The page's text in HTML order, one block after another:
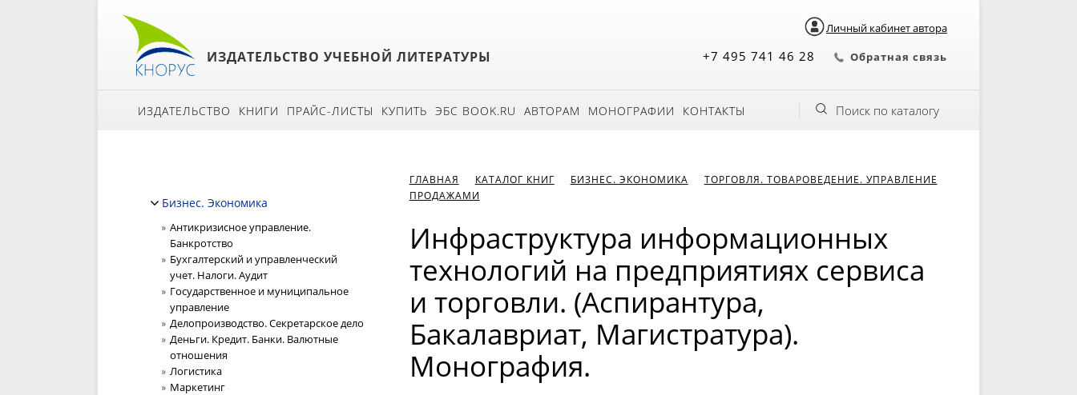
Личный кабинет автора
ИЗДАТЕЛЬСТВО УЧЕБНОЙ ЛИТЕРАТУРЫ +7 495 741 46 28 Обратная связь
ИЗДАТЕЛЬСТВО КНИГИ ПРАЙС-ЛИСТЫ КУПИТЬ ЭБС BOOK.RU АВТОРАМ МОНОГРАФИИ КОНТАКТЫ Поиск по каталогу
Бизнес. Экономика
Антикризисное управление.
Банкротство
Бухгалтерский и управленческий
учет. Налоги. Аудит
Государственное и муниципальное
управление
Делопроизводство. Секретарское дело
Деньги. Кредит. Банки. Валютные
отношения
Логистика
Маркетинг
ГЛАВНАЯ КАТАЛОГ КНИГ БИЗНЕС. ЭКОНОМИКА
ТОРГОВЛЯ. ТОВАРОВЕДЕНИЕ. УПРАВЛЕНИЕ
ПРОДАЖАМИ
Инфраструктура информационных
технологий на предприятиях сервиса
и торговли. (Аспирантура,
Бакалавриат, Магистратура).
Монография.